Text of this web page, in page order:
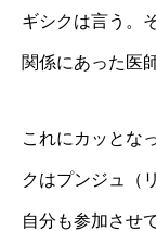
ギシクは言う。
関係にあった医
これにカッとな
クはプンジュ（
自分も参加させ